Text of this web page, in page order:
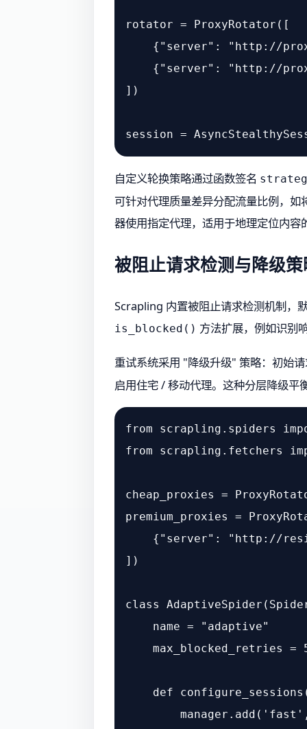
rotator = ProxyRotator([
    {
"server" :
"http://
    {
"server" :
"http://
])
session =
自定义轮换策略通过函数签名
可针对代理质量差异分配流量比例，
器使用指定代理，适用于地理定位内容
被阻止请求检测与降级
Scrapling 内置被阻止请求检测机制，
is_blocked() 方法扩展，例如识别
重试系统采用 "降级升级" 策略：初始
启用住宅 / 移动代理。这种分层降级平
from scrapling.spiders
from scrapling.fetchers
cheap_proxies =
premium_proxies =
    {
"server" :
"http://
])
class AdaptiveSpider (
    name =
"adaptive"
    max_blocked_retries =
def configure_sessions
        manager.add(
'fast'